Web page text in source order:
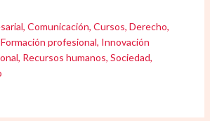
,Comunicación,Cursos,Derecho,
Formación profesional, Innovación
, Recursos humanos,Sociedad,